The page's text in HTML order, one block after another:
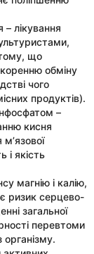
лікування
тому, що
обміну
чого
продуктів).
–
кисня
і якість
магнію і калію,
ризик серцево-
загальної
перевтоми
організму.